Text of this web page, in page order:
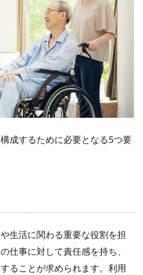
成するために必要となる5つ要
生活に関わる重要な役割を担
仕事に対して責任感を持ち、
ることが求められます。利用